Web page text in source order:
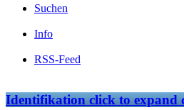
Suchen
Info
RSS-Feed
Identifikationclick to expand